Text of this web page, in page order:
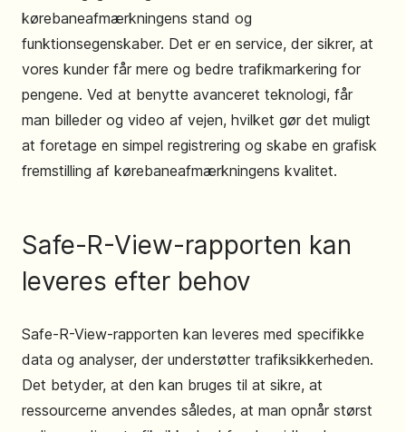
kørebaneafmærkningens stand og
funktionsegenskaber. Det er en service, der sikrer, at
vores kunder får mere og bedre trafikmarkering for
pengene. Ved at benytte avanceret teknologi, får
man billeder og video af vejen, hvilket gør det muligt
at foretage en simpel registrering og skabe en grafisk
fremstilling af kørebaneafmærkningens kvalitet.
Safe-R-View-rapporten kan
leveres efter behov
Safe-R-View-rapporten kan leveres med specifikke
data og analyser, der understøtter trafiksikkerheden.
Det betyder, at den kan bruges til at sikre, at
ressourcerne anvendes således, at man opnår størst